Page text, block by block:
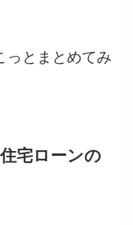
っとまとめてみ
宅ローンの